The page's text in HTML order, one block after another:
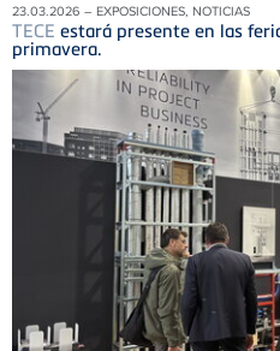
23.03.2026 – EXPOSICIONES, NOTICIAS
TECE estará presente en las
primavera.